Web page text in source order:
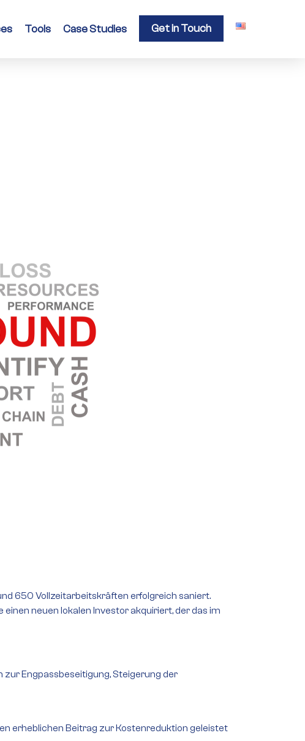
Tools Case Studies Get in Touch
650 Vollzeitarbeitskräften erfolgreich saniert.
neuen lokalen Investor akquiriert, der das im
Engpassbeseitigung, Steigerung der
erheblichen Beitrag zur Kostenreduktion geleistet